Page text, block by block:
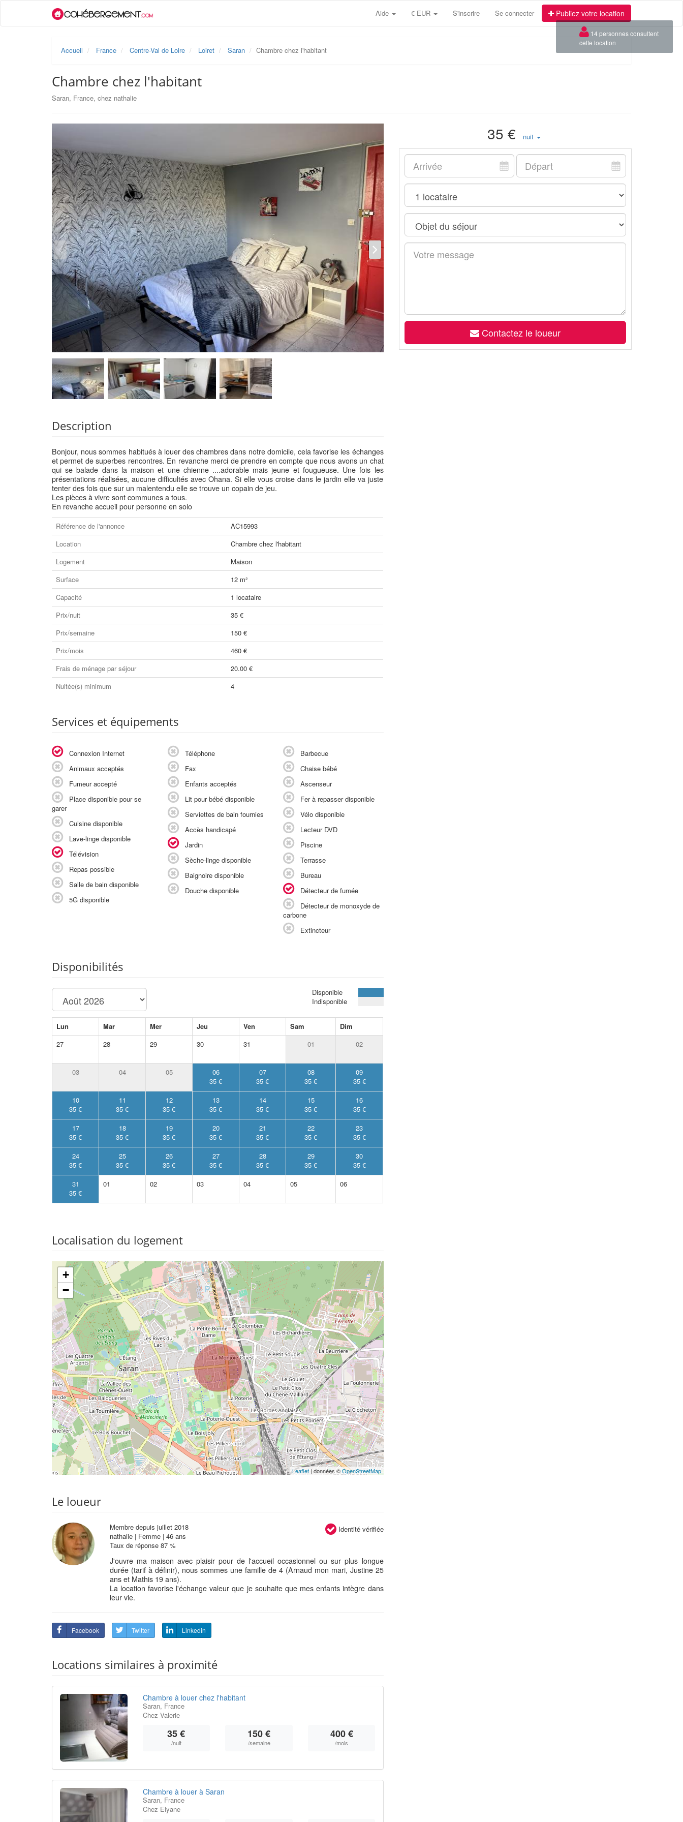
Aide € EUR S'inscrire Se connecter Publiez votre location
Accueil France Centre-Val de Loire Loiret Saran Chambre chez l'habitant
Chambre chez l'habitant
Saran, France, chez nathalie
35 € nuit
Contactez le loueur
Description
Bonjour, nous sommes habitués à louer des chambres dans notre domicile, cela favorise les échanges
et permet de superbes rencontres. En revanche merci de prendre en compte que nous avons un chat
qui se balade dans la maison et une chienne ....adorable mais jeune et fougueuse. Une fois les
présentations réalisées, aucune difficultés avec Ohana. Si elle vous croise dans le jardin elle va juste
tenter des fois que sur un malentendu elle se trouve un copain de jeu.
Les pièces à vivre sont communes a tous.
En revanche accueil pour personne en solo
Référence de l'annonce
AC15993
Location
Chambre chez l'habitant
Logement
Maison
Surface
12 m²
Capacité
1 locataire
Prix/nuit
35 €
Prix/semaine
150 €
Prix/mois
460 €
Frais de ménage par séjour
20.00 €
Nuitée(s) minimum
4
Services et équipements
Connexion Internet
Animaux acceptés
Fumeur accepté
Place disponible pour se
garer
Cuisine disponible
Lave-linge disponible
Télévision
Repas possible
Salle de bain disponible
5G disponible
Téléphone
Fax
Enfants acceptés
Lit pour bébé disponible
Serviettes de bain fournies
Accès handicapé
Jardin
Sèche-linge disponible
Baignoire disponible
Douche disponible
Barbecue
Chaise bébé
Ascenseur
Fer à repasser disponible
Vélo disponible
Lecteur DVD
Piscine
Terrasse
Bureau
Détecteur de fumée
Détecteur de monoxyde de
carbone
Extincteur
Disponibilités
Disponible
Indisponible
Lun Mar Mer Jeu Ven Sam
Dim
27
28 29 30 31 01 02
03 04 05
06
35 €
07
35 €
08
35 €
09
35 €
10
35 €
11
35 €
12
35 €
13
35 €
14
35 €
15
35 €
16
35 €
17
35 €
18
35 €
19
35 €
20
35 €
21
35 €
22
35 €
23
35 €
24
35 €
25
35 €
26
35 €
27
35 €
28
35 €
29
35 €
30
35 €
31
35 €
01 02 03 04 05 06
Localisation du logement
+
−
Leaflet| données ©OpenStreetMap
Le loueur
Identité vérifiée
Membre depuis juillet 2018
nathalie | Femme | 46 ans
Taux de réponse 87 %
J'ouvre ma maison avec plaisir pour de l'accueil occasionnel ou sur plus longue
durée (tarif à définir), nous sommes une famille de 4 (Arnaud mon mari, Justine 25
ans et Mathis 19 ans).
La location favorise l'échange valeur que je souhaite que mes enfants intègre dans
leur vie.
Facebook Twitter Linkedin
Locations similaires à proximité
Chambre à louer chez l'habitant
Saran, France
Chez Valerie
35 €
/nuit
150 €
/semaine
400 €
/mois
Chambre à louer à Saran
Saran, France
Chez Elyane
×
14 personnes consultent
cette location